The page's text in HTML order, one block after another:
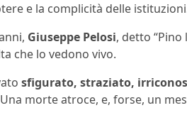
e la complicità delle
Giuseppe Pelosi, detto “Pino
che lo vedono vivo.
sfigurato, straziato,
morte atroce, e, forse, un